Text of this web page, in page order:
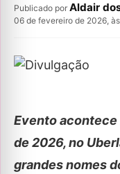
Publicado por Aldair
06 de fevereiro de 2026,
Evento acontece
de 2026, no
grandes nomes